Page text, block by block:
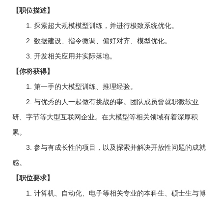
【职位描述】
1. 探索超大规模模型训练，并进行极致系统优化。
2. 数据建设、指令微调、偏好对齐、模型优化。
3. 开发相关应用并实际落地。
【你将获得】
1. 第一手的大模型训练、推理经验。
2. 与优秀的人一起做有挑战的事。团队成员曾就职微软亚
研、字节等大型互联网企业。在大模型等相关领域有着深厚积
累。
3. 参与有成长性的项目，以及探索并解决开放性问题的成就
感。
【职位要求】
1. 计算机、自动化、电子等相关专业的本科生、硕士生与博